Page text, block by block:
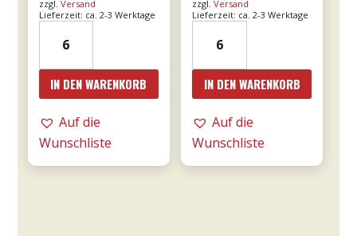
zzgl. Versand
Lieferzeit: ca. 2-3 Werktage
Valpolicella
Ripasso
0,75l
DOC
-
IN DEN WARENKORB
Auf die
Wunschliste
zzgl.Versand
Lieferzeit: ca. 2-3 Werktage
Le
Fornaci
Rosé
0,75l
IN DEN WARENKORB
Auf die
Wunschliste